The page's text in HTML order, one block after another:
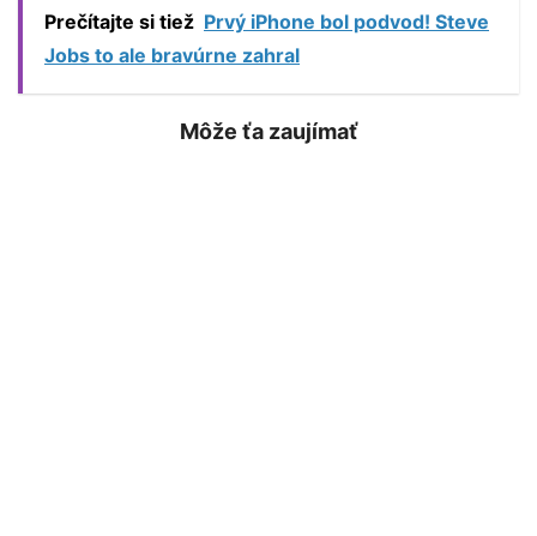
Prečítajte si tiež Prvý iPhone bol podvod! Steve
Jobs to ale bravúrne zahral
Môže ťa zaujímať